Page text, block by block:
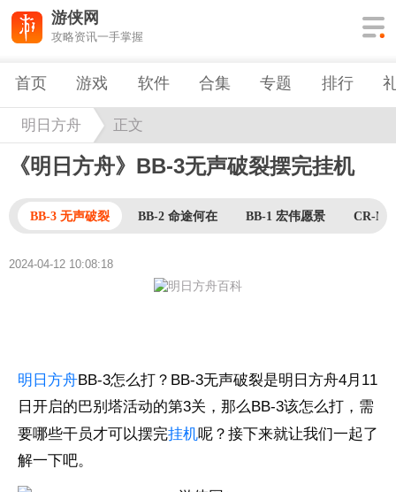
游侠网
攻略资讯一手掌握
首页 游戏 软件 合集 专题 排行
明日方舟 正文
《明日方舟》BB-3无声破裂摆完挂机
BB-3 无声破裂 BB-2 命途何在 BB-1 宏伟愿景 CR-
2024-04-12 10:08:18
明日方舟BB-3怎么打？BB-3无声破裂是明日方舟4月11
日开启的巴别塔活动的第3关，那么BB-3该怎么打，需
要哪些干员才可以摆完挂机呢？接下来就让我们一起了
解一下吧。